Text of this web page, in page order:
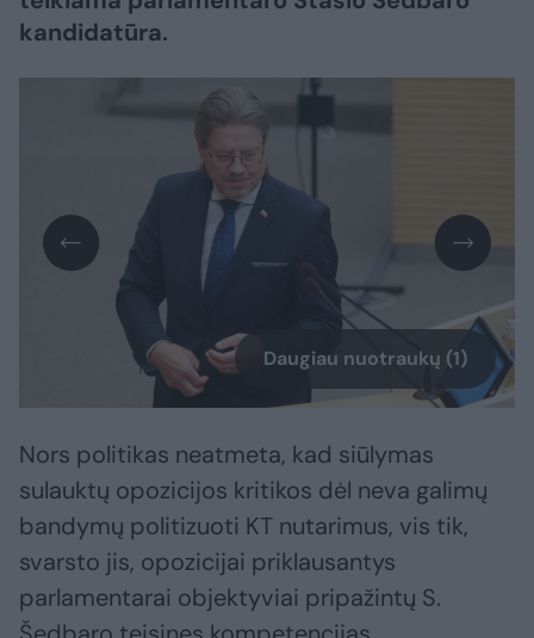
kandidatūra.
Daugiau nuotraukų (1)
Nors politikas neatmeta, kad siūlymas
sulauktų opozicijos kritikos dėl neva galimų
bandymų politizuoti KT nutarimus, vis tik,
svarsto jis, opozicijai priklausantys
parlamentarai objektyviai pripažintų S.